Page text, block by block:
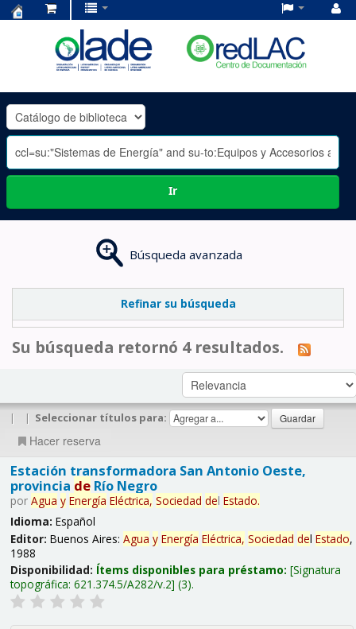
OLADE
-
Ir
Búsqueda avanzada
Refinar su búsqueda
Su búsqueda retornó 4 resultados.
| | Seleccionar títulos para:
Hacer reserva
Estación transformadora San Antonio Oeste,
provincia deRío Negro
por Agua y Energía Eléctrica, Sociedad del Estado.
Idioma: Español
Editor: Buenos Aires: Agua y Energía Eléctrica, Sociedad del Estado,
1988
Disponibilidad: Ítems disponibles para préstamo: Signatura
topográfica: 621.374.5/A282/v.2 (3).